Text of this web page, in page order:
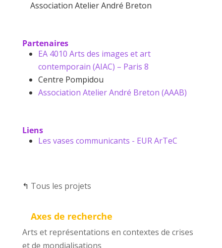
Association Atelier André Breton
Partenaires
EA 4010 Arts des images et art
contemporain (AIAC) – Paris 8
Centre Pompidou
Association Atelier André Breton (AAAB)
Liens
Les vases communicants - EUR ArTeC
↰ Tous les projets
Axes de recherche
Arts et représentations en contextes de crises
et de mondialisations